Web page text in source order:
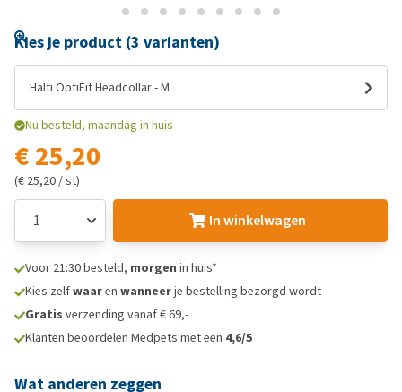
Kies je product (3 varianten)
Halti OptiFit Headcollar - M
Nu besteld, maandag in huis
€ 25,20
(€ 25,20 / st)
In winkelwagen
Voor 21:30 besteld, morgen in huis*
Kies zelfwaaren wanneerje bestelling bezorgd wordt
Gratis verzending vanaf € 69,-
Klanten beoordelen Medpets met een 4,6/5
Wat anderen zeggen